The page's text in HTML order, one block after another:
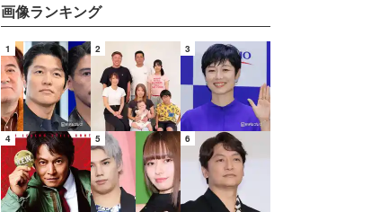
画像ランキング
1 2 3
4 5 6